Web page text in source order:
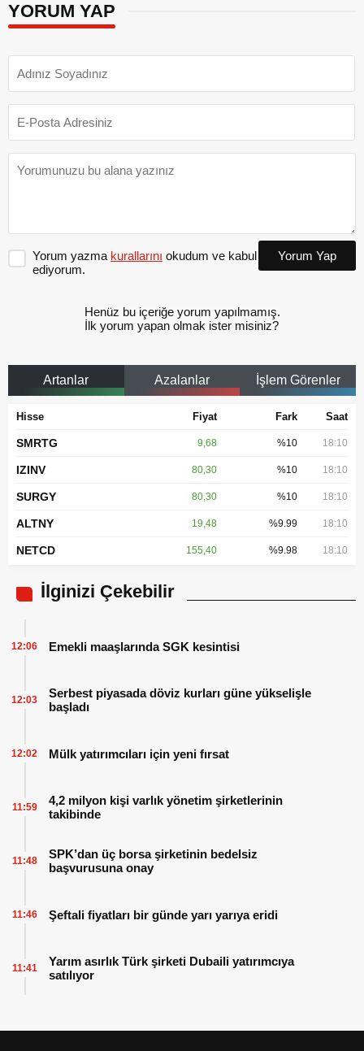
YORUM YAP
Yorum yazma kurallarını okudum ve kabul
ediyorum.
Yorum Yap
Henüz bu içeriğe yorum yapılmamış.
İlk yorum yapan olmak ister misiniz?
Artanlar Azalanlar İşlem Görenler
Hisse Fiyat Fark Saat
SMRTG 9,68 %10 18:10
IZINV 80,30 %10 18:10
SURGY 80,30 %10 18:10
ALTNY 19,48 %9.99 18:10
NETCD 155,40 %9.98 18:10
İlginizi Çekebilir
Emekli maaşlarında SGK kesintisi
12:06
Serbest piyasada döviz kurları güne yükselişle
başladı
12:03
Mülk yatırımcıları için yeni fırsat
12:02
4,2 milyon kişi varlık yönetim şirketlerinin
takibinde
11:59
SPK’dan üç borsa şirketinin bedelsiz
başvurusuna onay
11:48
Şeftali fiyatları bir günde yarı yarıya eridi
11:46
Yarım asırlık Türk şirketi Dubaili yatırımcıya
satılıyor
11:41